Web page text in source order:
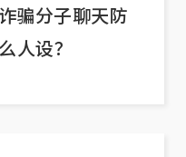
骗分子聊天防
人设？